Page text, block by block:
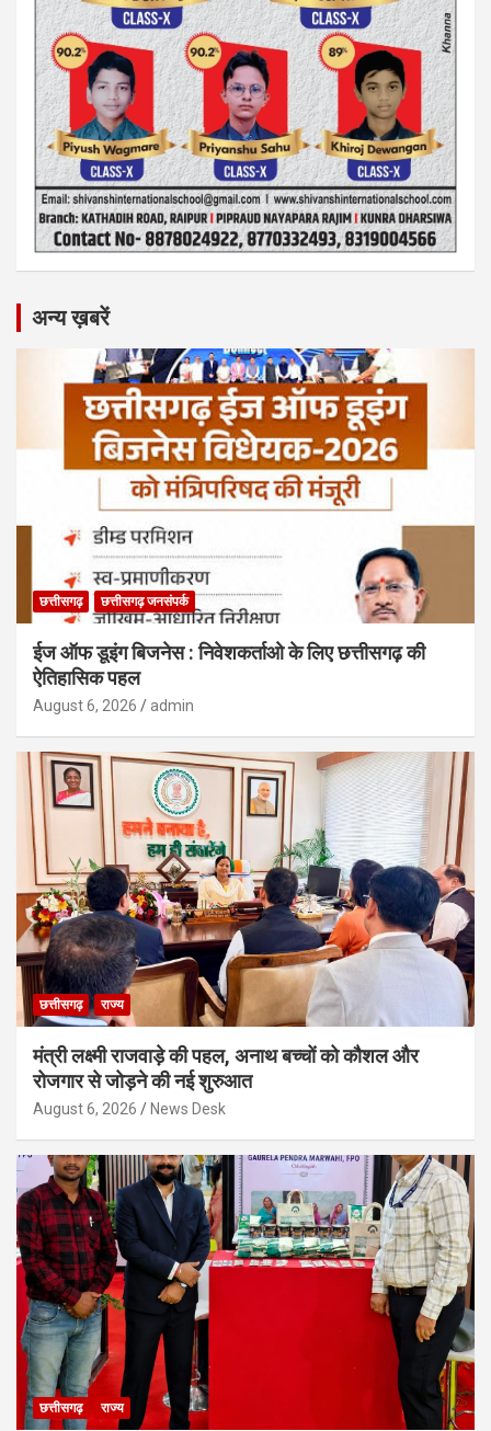
अन्य ख़बरें
छत्तीसगढ़ छत्तीसगढ़ जनसंपर्क
ईज ऑफ डूइंग बिजनेस : निवेशकर्ताओ के लिए छत्तीसगढ़ की
ऐतिहासिक पहल
August 6, 2026 admin
छत्तीसगढ़ राज्य
मंत्री लक्ष्मी राजवाड़े की पहल, अनाथ बच्चों को कौशल और
रोजगार से जोड़ने की नई शुरुआत
August 6, 2026 News Desk
छत्तीसगढ़ राज्य